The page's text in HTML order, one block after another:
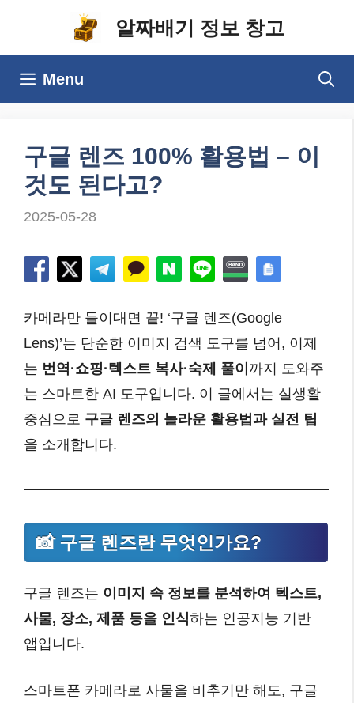
알짜배기 정보 창고
Menu
구글 렌즈 100% 활용법 – 이
것도 된다고?
2025-05-28
카메라만 들이대면 끝! ‘구글 렌즈(Google
Lens)’는 단순한 이미지 검색 도구를 넘어, 이제
는 번역·쇼핑·텍스트 복사·숙제 풀이 까지 도와주
는 스마트한 AI 도구입니다. 이 글에서는 실생활
중심으로 구글 렌즈의 놀라운 활용법과 실전 팁
을 소개합니다.
📸 구글 렌즈란 무엇인가요?
구글 렌즈는 이미지 속 정보를 분석하여 텍스트,
사물, 장소, 제품 등을 인식하는 인공지능 기반
앱입니다.
스마트폰 카메라로 사물을 비추기만 해도, 구글